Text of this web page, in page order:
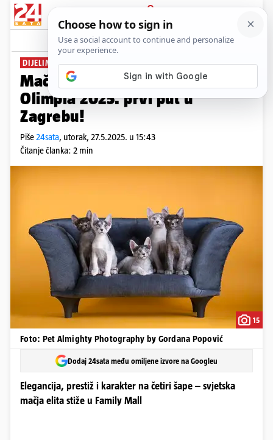
PRIJAVA
News
DIJELIMO ULAZNICE
Mačji spektakl godine: WCF Cat
Olimpia 2025. prvi put u
Zagrebu!
Piše24sata, utorak, 27.5.2025. u 15:43
Čitanje članka: 2 min
15
Foto: Pet Almighty Photography by Gordana Popović
Dodaj 24sata među omiljene izvore na Googleu
Elegancija, prestiž i karakter na četiri šape – svjetska
mačja elita stiže u Family Mall